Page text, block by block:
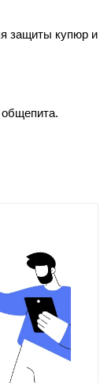
защиты купюр и
общепита.